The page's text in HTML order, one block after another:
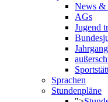
News &
AGs
Jugend
Sprachen
Stundenpläne